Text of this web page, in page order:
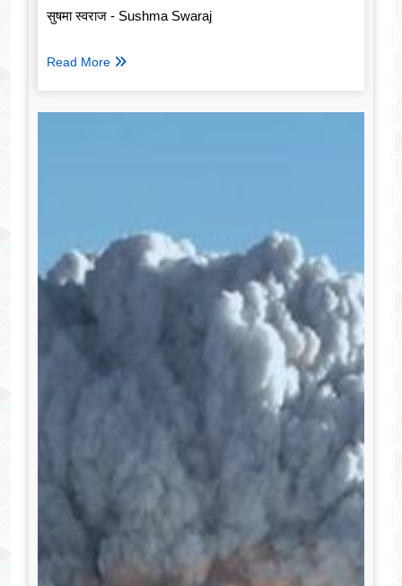
सुषमा स्वराज - Sushma Swaraj
Read More